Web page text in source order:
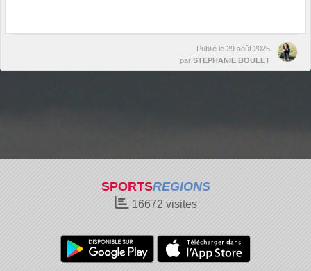
Publié le 29 août 2025
par STEPHANIE BOULET
SPORTSREGIONS
16672 visites